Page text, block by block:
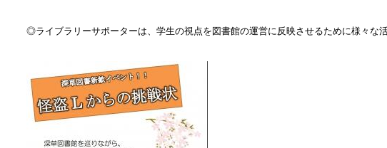
◎ライブラリーサポーターは、学生の視点を図書館の運営に反映させるために様々な